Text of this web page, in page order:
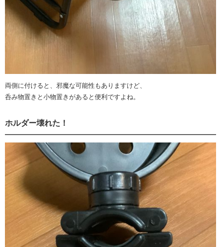
両側に付けると、邪魔な可能性もありますけど、
呑み物置きと小物置きがあると便利ですよね。
ホルダー壊れた！